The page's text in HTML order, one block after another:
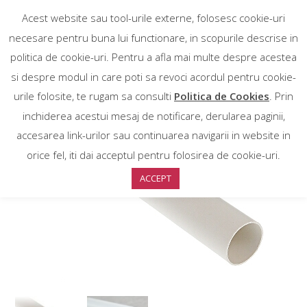
Acest website sau tool-urile externe, folosesc cookie-uri
necesare pentru buna lui functionare, in scopurile descrise in
politica de cookie-uri. Pentru a afla mai multe despre acestea
si despre modul in care poti sa revoci acordul pentru cookie-
urile folosite, te rugam sa consulti Politica de Cookies. Prin
inchiderea acestui mesaj de notificare, derularea paginii,
accesarea link-urilor sau continuarea navigarii in website in
orice fel, iti dai acceptul pentru folosirea de cookie-uri.
ACCEPT